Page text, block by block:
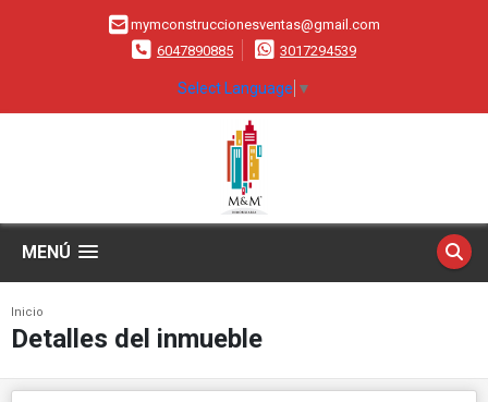
mymconstruccionesventas@gmail.com
6047890885
3017294539
Select Language ▼
MENÚ
Inicio
Detalles del inmueble